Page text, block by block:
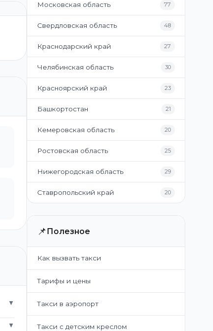
▼
▼
Московская область 77
Свердловская область 48
Краснодарский край 27
Челябинская область 30
Красноярский край 23
Башкортостан 21
Кемеровская область 20
Ростовская область 25
Нижегородская область 29
Ставропольский край 20
📌 Полезное
Как вызвать такси
Тарифы и цены
Такси в аэропорт
Такси с детским креслом